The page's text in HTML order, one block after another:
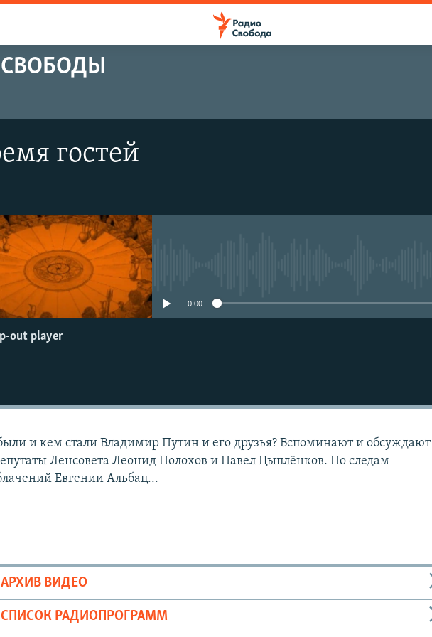
гостей
0:00
out player
и кем стали Владимир Путин и его друзья? Вспоминают и обсуждают
Ленсовета Леонид Полохов и Павел Цыплёнков. По следам
Евгении Альбац...
АРХИВ ВИДЕО
СПИСОК РАДИОПРОГРАММ